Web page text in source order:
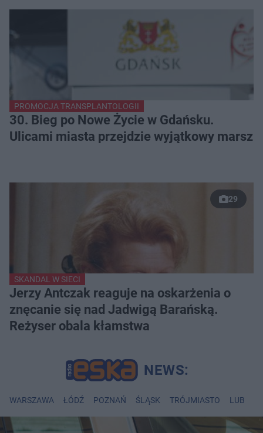
PROMOCJA TRANSPLANTOLOGII
30. Bieg po Nowe Życie w Gdańsku.
Ulicami miasta przejdzie wyjątkowy marsz
29
SKANDAL W SIECI
Jerzy Antczak reaguje na oskarżenia o
znęcanie się nad Jadwigą Barańską.
Reżyser obala kłamstwa
WARSZAWA ŁÓDŹ POZNAŃ ŚLĄSK TRÓJMIASTO LUBLIN